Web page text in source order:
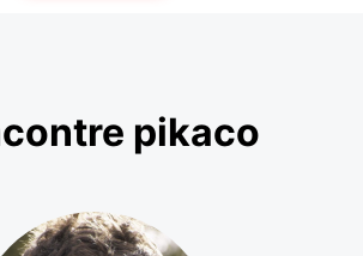
pikaco